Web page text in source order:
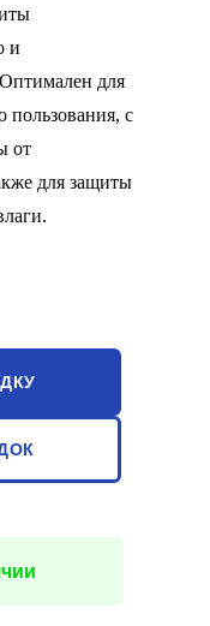
и
для
пользования, с
от
для защиты